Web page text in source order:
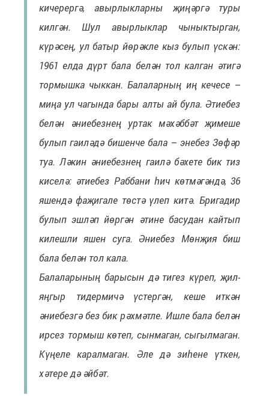
кичерергә, авырлыкларны җиңәргә туры
килгән. Шул авырлыклар чыныктырган,
күрәсең, ул батыр йөрәкле кыз булып үскән:
1961 елда дүрт бала белән тол калган әтигә
тормышка чыккан. Балаларның иң кечесе –
миңа ул чагында бары алты ай була. Әтиебез
белән әниебезнең уртак мәхәббәт җимеше
булып гаиләдә бишенче бала – энебез Зөфәр
туа. Ләкин әниебезнең гаилә бәхете бик тиз
киселә: әтиебез Раббани һич көтмәгәндә, 36
яшендә фаҗигале төстә үлеп китә. Бригадир
булып эшләп йөргән әтине басудан кайтып
килешли яшен суга. Әниебез Мөнҗия биш
бала белән тол кала.
Балаларының барысын дә тигез күреп, җил-
яңгыр тидермичә үстергән, кеше иткән
әниебезгә без бик рәхмәтле. Ишле бала белән
ирсез тормыш көтеп, сынмаган, сыгылмаган.
Күңеле каралмаган. Әле дә зиһене үткен,
хәтере дә әйбәт.